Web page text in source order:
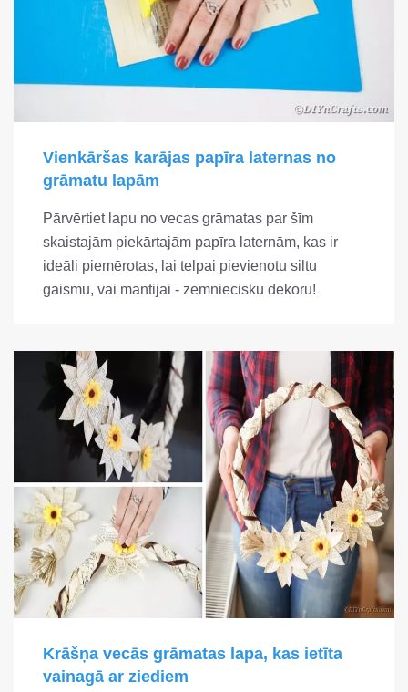
Vienkāršas karājas papīra laternas no
grāmatu lapām
Pārvērtiet lapu no vecas grāmatas par šīm
skaistajām piekārtajām papīra laternām, kas ir
ideāli piemērotas, lai telpai pievienotu siltu
gaismu, vai mantijai - zemniecisku dekoru!
Krāšņa vecās grāmatas lapa, kas ietīta
vainagā ar ziediem